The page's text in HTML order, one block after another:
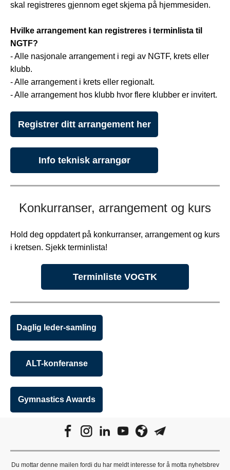
skal registreres gjennom eget skjema på hjemmesiden.
Hvilke arrangement kan registreres i terminlista til
NGTF?
- Alle nasjonale arrangement i regi av NGTF, krets eller
klubb.
- Alle arrangement i krets eller regionalt.
- Alle arrangement hos klubb hvor flere klubber er invitert.
Registrer ditt arrangement her
Info teknisk arrangør
Konkurranser, arrangement og kurs
Hold deg oppdatert på konkurranser, arrangement og kurs
i kretsen. Sjekk terminlista!
Terminliste VOGTK
Daglig leder-samling
ALT-konferanse
Gymnastics Awards
Du mottar denne mailen fordi du har meldt interesse for å motta nyhetsbrev